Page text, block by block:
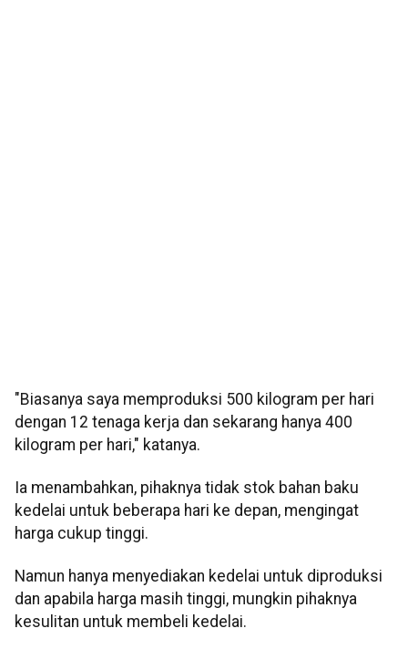
"Biasanya saya memproduksi 500 kilogram per hari
dengan 12 tenaga kerja dan sekarang hanya 400
kilogram per hari," katanya.
Ia menambahkan, pihaknya tidak stok bahan baku
kedelai untuk beberapa hari ke depan, mengingat
harga cukup tinggi.
Namun hanya menyediakan kedelai untuk diproduksi
dan apabila harga masih tinggi, mungkin pihaknya
kesulitan untuk membeli kedelai.